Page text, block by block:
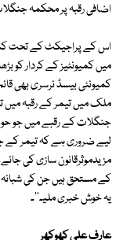
اضافی رقبہ پر محکمہ
اس کے پراجیکٹ کے تحت
کمیونٹی بیسڈ نرسری بھی
جنگلات کے رقبے میں جو
لیے ضروری ہے کہ تیمر کے
مزیدموثرقانون سازی کی
کے مستحق ہیں جن کی
یہ خوش خبری ملیـ''۔
عارف علی کھوکھر